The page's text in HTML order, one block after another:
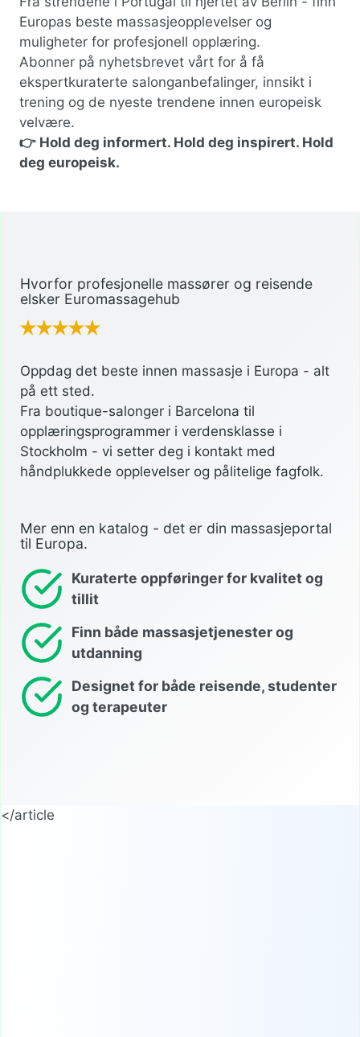
Europas beste massasjeopplevelser og
muligheter for profesjonell opplæring.
Abonner på nyhetsbrevet vårt for å få
ekspertkuraterte salonganbefalinger, innsikt i
trening og de nyeste trendene innen europeisk
velvære.
👉 Hold deg informert. Hold deg inspirert. Hold
deg europeisk.
Hvorfor profesjonelle massører og reisende
elsker Euromassagehub
Oppdag det beste innen massasje i Europa - alt
på ett sted.
Fra boutique-salonger i Barcelona til
opplæringsprogrammer i verdensklasse i
Stockholm - vi setter deg i kontakt med
håndplukkede opplevelser og pålitelige fagfolk.
Mer enn en katalog - det er din massasjeportal
til Europa.
Kuraterte oppføringer for kvalitet og
tillit
Finn både massasjetjenester og
utdanning
Designet for både reisende, studenter
og terapeuter
</article